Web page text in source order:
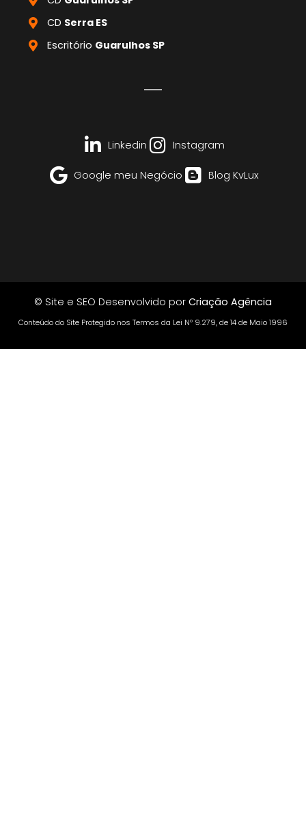
CD Serra ES
Escritório Guarulhos SP
Linkedin Instagram
Google meu Negócio Blog KvLux
© Site e SEO Desenvolvido por Criação Agência
Conteúdo do Site Protegido nos Termos da Lei Nº 9.279, de 14 de Maio 1996